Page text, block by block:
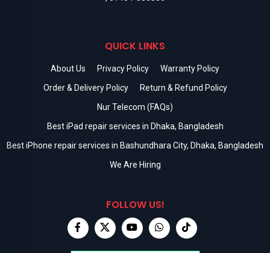
QUICK LINKS
About Us Privacy Policy
Warranty Policy
Order & Delivery Policy
Return & Refund Policy
Nur Telecom (FAQs)
Best iPad repair services in Dhaka, Bangladesh
Best iPhone repair services in Bashundhara City, Dhaka, Bangladesh
We Are Hiring
FOLLOW US!